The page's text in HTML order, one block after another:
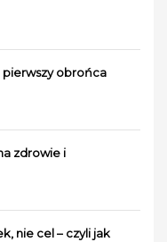
obrońca
zdrowie i
nie cel – czyli jak